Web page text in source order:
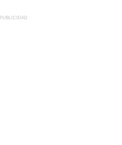
PUBLICIDAD